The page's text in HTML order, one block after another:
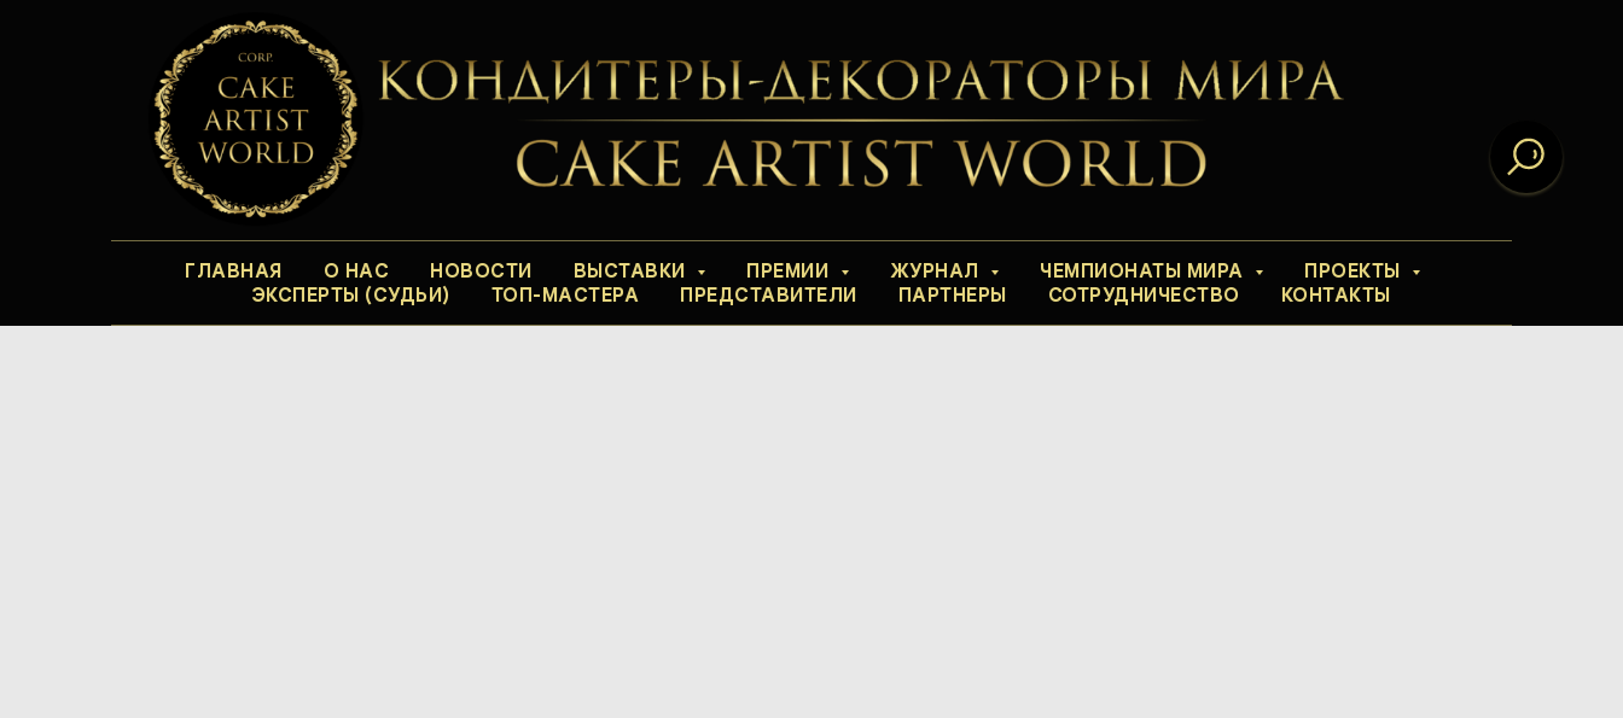
ГЛАВНАЯ О НАС НОВОСТИ ВЫСТАВКИ ПРЕМИИ ЖУРНАЛ ЧЕМПИОНАТЫ МИРА
ПРОЕКТЫ
ЭКСПЕРТЫ (СУДЬИ)
ТОП-МАСТЕРА ПРЕДСТАВИТЕЛИ ПАРТНЕРЫ СОТРУДНИЧЕСТВО КОНТАКТЫ